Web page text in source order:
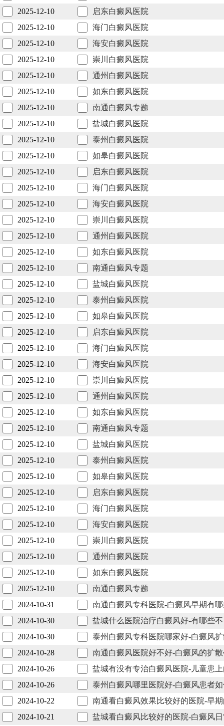
2025-12-10
启东白癜风医院
2025-12-10
海门白癜风医院
2025-12-10
海安白癜风医院
2025-12-10
崇川白癜风医院
2025-12-10
通州白癜风医院
2025-12-10
如东白癜风医院
2025-12-10
南通白癜风专题
2025-12-10
盐城白癜风医院
2025-12-10
泰州白癜风医院
2025-12-10
如皋白癜风医院
2025-12-10
启东白癜风医院
2025-12-10
海门白癜风医院
2025-12-10
海安白癜风医院
2025-12-10
崇川白癜风医院
2025-12-10
通州白癜风医院
2025-12-10
如东白癜风医院
2025-12-10
南通白癜风专题
2025-12-10
盐城白癜风医院
2025-12-10
泰州白癜风医院
2025-12-10
如皋白癜风医院
2025-12-10
启东白癜风医院
2025-12-10
海门白癜风医院
2025-12-10
海安白癜风医院
2025-12-10
崇川白癜风医院
2025-12-10
通州白癜风医院
2025-12-10
如东白癜风医院
2025-12-10
南通白癜风专题
2025-12-10
盐城白癜风医院
2025-12-10
泰州白癜风医院
2025-12-10
如皋白癜风医院
2025-12-10
启东白癜风医院
2025-12-10
海门白癜风医院
2025-12-10
海安白癜风医院
2025-12-10
崇川白癜风医院
2025-12-10
通州白癜风医院
2025-12-10
如东白癜风医院
2025-12-10
南通白癜风专题
2024-10-31
南通白癜风专科医院-白癜风早期有
2024-10-30
盐城什么医院治疗白癜风好-有哪些
2024-10-30
泰州白癜风专科医院哪家好-白癜风
2024-10-28
南通白癜风医院好不好-白癜风的扩
2024-10-26
盐城有没有专治白癜风医院-儿童患
2024-10-26
泰州白癜风哪里医院好-白癜风患者
2024-10-22
南通看白癜风效果比较好的医院-早
2024-10-21
盐城看白癜风比较好的医院-白癜风